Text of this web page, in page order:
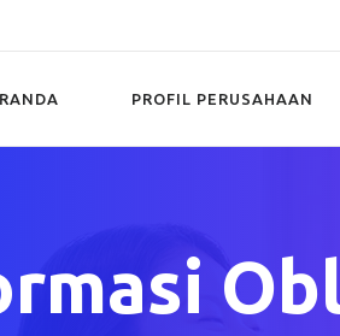
PROFIL PERUSAHAAN